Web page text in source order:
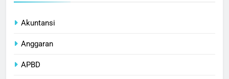
Akuntansi
Anggaran
APBD